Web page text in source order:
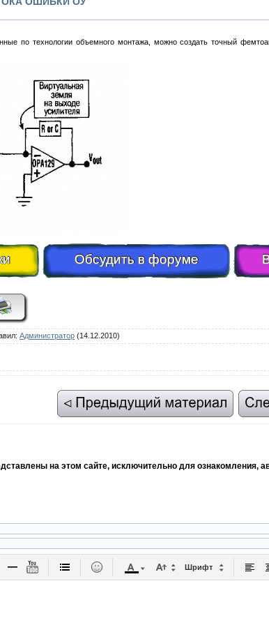
по технологии объемного монтажа, можно создать точный
Обсудить в форуме
: Администратор (14.12.2010)
на этом сайте, исключительно для ознакомления,
Шрифт